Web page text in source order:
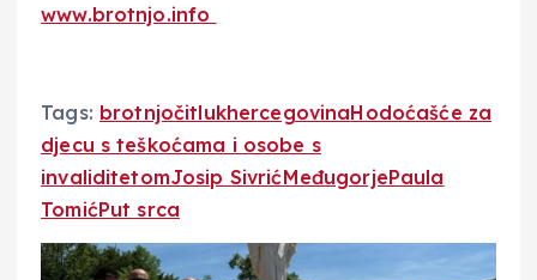
www.brotnjo.info
Tags: brotnjočitlukhercegovinaHodoćašće za
djecu s teškoćama i osobe s
invaliditetomJosip SivrićMeđugorjePaula
TomićPut srca